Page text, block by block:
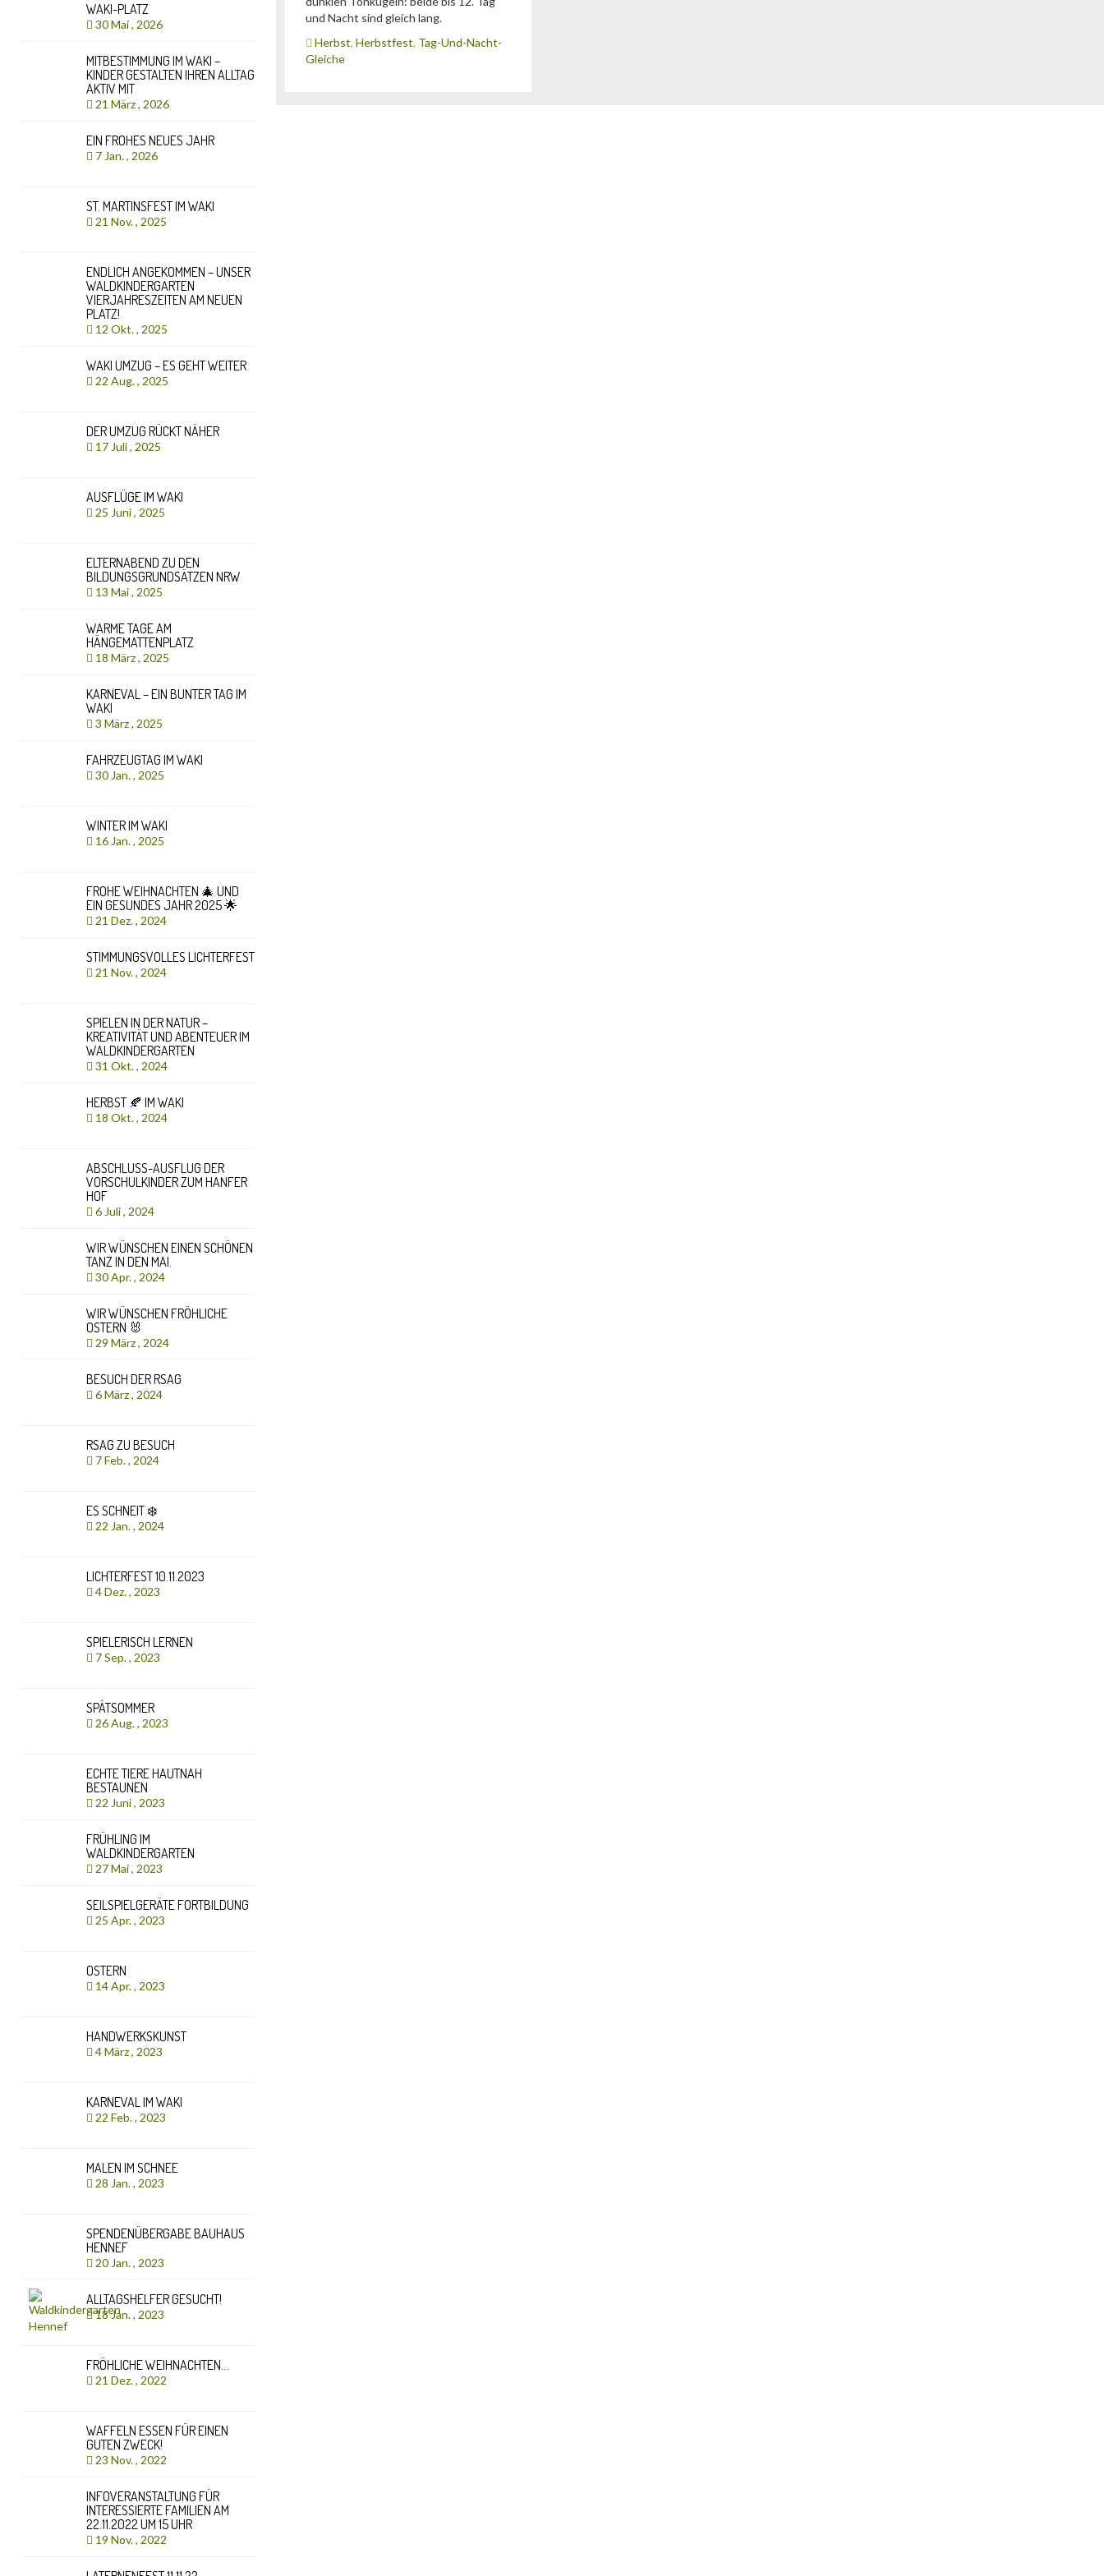
und Nacht sind gleich lang.
Herbst, Herbstfest, Tag-Und-Nacht-
Gleiche
WAKI-PLATZ
30 Mai , 2026
MITBESTIMMUNG IM WAKI –
KINDER GESTALTEN IHREN ALLTAG
AKTIV MIT
21 März , 2026
EIN FROHES NEUES JAHR
7 Jan. , 2026
ST. MARTINSFEST IM WAKI
21 Nov. , 2025
ENDLICH ANGEKOMMEN – UNSER
WALDKINDERGARTEN
VIERJAHRESZEITEN AM NEUEN
PLATZ!
12 Okt. , 2025
WAKI UMZUG – ES GEHT WEITER
22 Aug. , 2025
DER UMZUG RÜCKT NÄHER
17 Juli , 2025
AUSFLÜGE IM WAKI
25 Juni , 2025
ELTERNABEND ZU DEN
BILDUNGSGRUNDSÄTZEN NRW
13 Mai , 2025
WARME TAGE AM
HÄNGEMATTENPLATZ
18 März , 2025
KARNEVAL – EIN BUNTER TAG IM
WAKI
3 März , 2025
FAHRZEUGTAG IM WAKI
30 Jan. , 2025
WINTER IM WAKI
16 Jan. , 2025
FROHE WEIHNACHTEN 🎄 UND
EIN GESUNDES JAHR 2025 🌟
21 Dez. , 2024
STIMMUNGSVOLLES LICHTERFEST
21 Nov. , 2024
SPIELEN IN DER NATUR –
KREATIVITÄT UND ABENTEUER IM
WALDKINDERGARTEN
31 Okt. , 2024
HERBST 🍂 IM WAKI
18 Okt. , 2024
ABSCHLUSS-AUSFLUG DER
VORSCHULKINDER ZUM HANFER
HOF
6 Juli , 2024
WIR WÜNSCHEN EINEN SCHÖNEN
TANZ IN DEN MAI.
30 Apr. , 2024
WIR WÜNSCHEN FRÖHLICHE
OSTERN 🐰
29 März , 2024
BESUCH DER RSAG
6 März , 2024
RSAG ZU BESUCH
7 Feb. , 2024
ES SCHNEIT ❄️
22 Jan. , 2024
LICHTERFEST 10.11.2023
4 Dez. , 2023
SPIELERISCH LERNEN
7 Sep. , 2023
SPÄTSOMMER
26 Aug. , 2023
ECHTE TIERE HAUTNAH
BESTAUNEN
22 Juni , 2023
FRÜHLING IM
WALDKINDERGARTEN
27 Mai , 2023
SEILSPIELGERÄTE FORTBILDUNG
25 Apr. , 2023
OSTERN
14 Apr. , 2023
HANDWERKSKUNST
4 März , 2023
KARNEVAL IM WAKI
22 Feb. , 2023
MALEN IM SCHNEE
28 Jan. , 2023
SPENDENÜBERGABE BAUHAUS
HENNEF
20 Jan. , 2023
ALLTAGSHELFER GESUCHT!
18 Jan. , 2023
FRÖHLICHE WEIHNACHTEN…
21 Dez. , 2022
WAFFELN ESSEN FÜR EINEN
GUTEN ZWECK!
23 Nov. , 2022
INFOVERANSTALTUNG FÜR
INTERESSIERTE FAMILIEN AM
22.11.2022 UM 15 UHR
19 Nov. , 2022